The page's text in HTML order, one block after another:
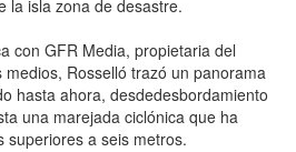
la isla zona de desastre.
con GFR Media, propietaria del
Rosselló trazó un panorama
hasta ahora, desdedesbordamiento
una marejada ciclónica que ha
superiores a seis metros.